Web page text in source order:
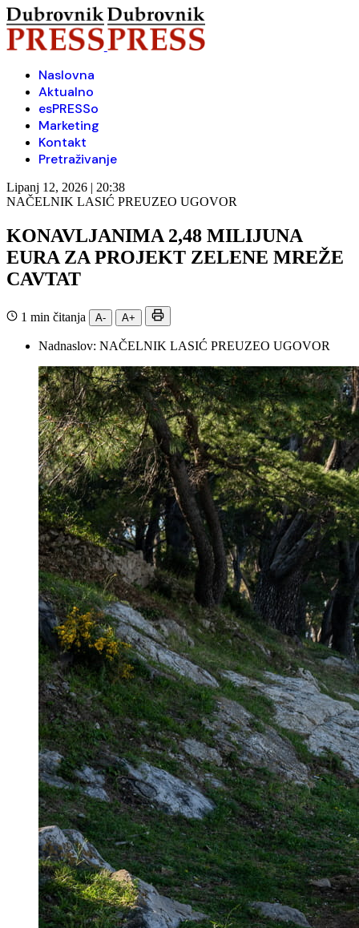
Naslovna
Aktualno
esPRESSo
Marketing
Kontakt
Pretraživanje
Lipanj 12, 2026 | 20:38
NAČELNIK LASIĆ PREUZEO UGOVOR
KONAVLJANIMA 2,48 MILIJUNA
EURA ZA PROJEKT ZELENE MREŽE
CAVTAT
1 min čitanja A- A+
Nadnaslov: NAČELNIK LASIĆ PREUZEO UGOVOR